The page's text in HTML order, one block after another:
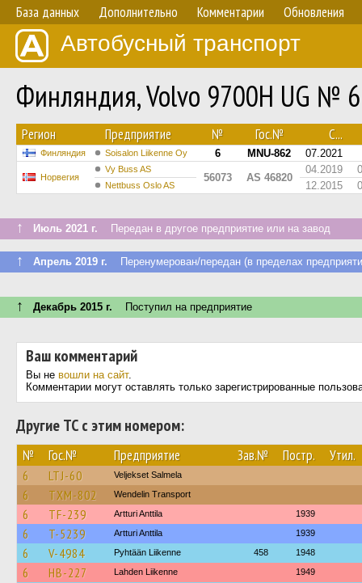
База данных Дополнительно Комментарии Обновления
Автобусный транспорт
Финляндия, Volvo 9700H UG № 6
Регион Предприятие № Гос.№ С...
Финляндия Soisalon Liikenne Oy 6 MNU-862 07.2021
Норвегия
Vy Buss AS
56073 AS 46820
04.2019
Nettbuss Oslo AS 12.2015
↑ Июль 2021 г. Передан в другое предприятие или на завод
↑ Апрель 2019 г. Перенумерован/передан (в пределах
↑ Декабрь 2015 г. Поступил на предприятие
Ваш комментарий
Вы не вошли на сайт.
Комментарии могут оставлять только зарегистрированные
Другие ТС с этим номером:
№ Гос.№ Предприятие Зав.№ Постр. Утил.
6 LTJ-60 Veljekset Salmela
6 TXM-802 Wendelin Transport
6 TF-239 Artturi Anttila 1939
6 T-5239 Artturi Anttila 1939
6 V-4984 Pyhtään Liikenne 458 1948
6 HB-227 Lahden Liikenne 1949